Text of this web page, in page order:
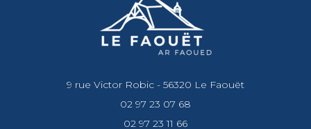
9 rue Victor Robic - 56320 Le Faouët
02 97 23 07 68
02 97 23 11 66